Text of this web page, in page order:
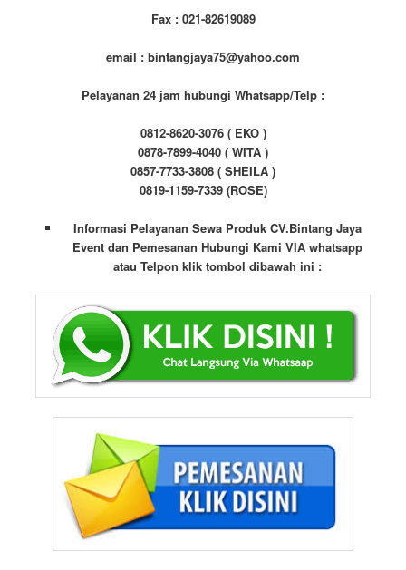
Fax : 021-82619089
email : bintangjaya75@yahoo.com
Pelayanan 24 jam hubungi Whatsapp/Telp :
0812-8620-3076 ( EKO )
0878-7899-4040 ( WITA )
0857-7733-3808 ( SHEILA )
0819-1159-7339 (ROSE)
Informasi Pelayanan Sewa Produk CV.Bintang Jaya
Event dan Pemesanan Hubungi Kami VIA whatsapp
atau Telpon klik tombol dibawah ini :